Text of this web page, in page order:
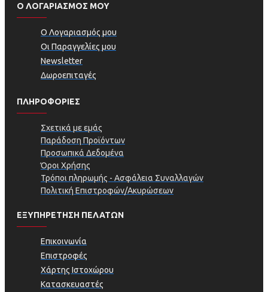
Ο ΛΟΓΑΡΙΑΣΜΟΣ ΜΟΥ
Ο Λογαριασμός μου
Οι Παραγγελίες μου
Newsletter
Δωροεπιταγές
ΠΛΗΡΟΦΟΡΊΕΣ
Σχετικά με εμάς
Παράδοση Προϊόντων
Προσωπικά Δεδομένα
Όροι Χρήσης
Τρόποι πληρωμής - Ασφάλεια Συναλλαγών
Πολιτική Επιστροφών/Ακυρώσεων
ΕΞΥΠΗΡΕΤΗΣΗ ΠΕΛΑΤΩΝ
Επικοινωνία
Επιστροφές
Χάρτης Ιστοχώρου
Κατασκευαστές